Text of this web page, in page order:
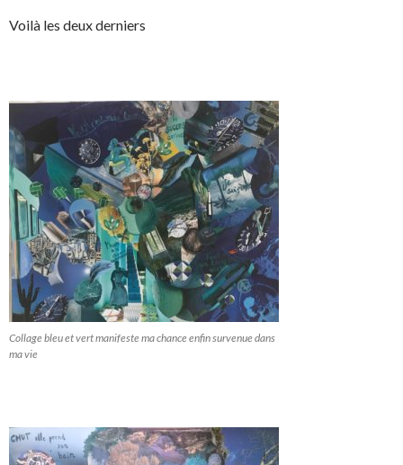
Voilà les deux derniers
Collage bleu et vert manifeste ma chance enfin survenue dans
ma vie